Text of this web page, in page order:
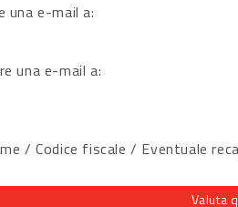
una e-mail a:
una e-mail a:
/ Codice fiscale / Eventuale
Valuta